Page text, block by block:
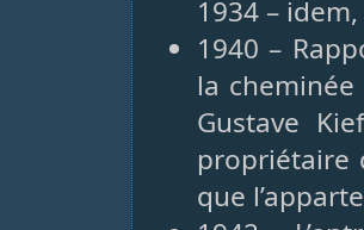
1934 –
1940 –
la
Gustave
propriétaire
que